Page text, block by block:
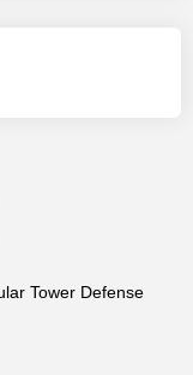
Tower Defense